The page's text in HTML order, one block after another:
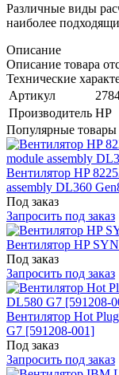
Различные виды
наиболее
Описание
Описание товара
Технические
Артикул
Производитель HP
Популярные товары
Вентилятор HP
assembly DL360
Под заказ
Запросить под заказ
Вентилятор HP
Под заказ
Запросить под заказ
Вентилятор Hot
G7 [591208-001]
Под заказ
Запросить под заказ